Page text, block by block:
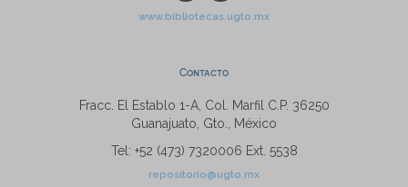
www.bibliotecas.ugto.mx
Contacto
Fracc. El Establo 1-A, Col. Marfil C.P. 36250
Guanajuato, Gto., México
Tel: +52 (473) 7320006 Ext. 5538
repositorio@ugto.mx